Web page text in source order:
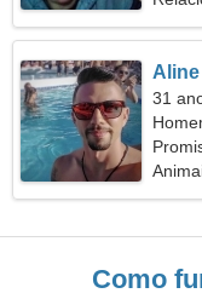
Aline
31
Como